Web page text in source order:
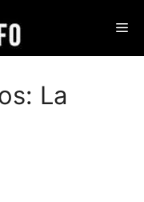
La